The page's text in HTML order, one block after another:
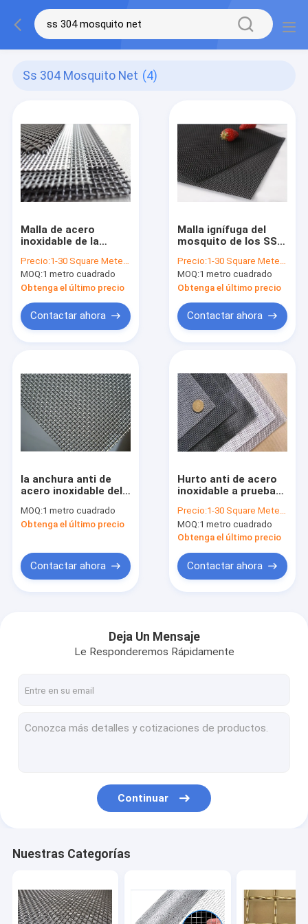
Ss 304 Mosquito Net (4)
Malla de acero
inoxidable de la
del insecto anti, red
de mosquito de los
SS 304
Precio:1-30 Square Meter $2/Square Meter >30 Square Meters $1/Square Meter
MOQ:1 metro cuadrado
Obtenga el último precio
Contactar ahora
Malla ignífuga del
mosquito de los SS
resistente de la
ventana de la
armadura llana
Precio:1-30 Square Meter $12/Square Meter >30 Square Meters $10/Square Meter
MOQ:1 metro cuadrado
Obtenga el último precio
Contactar ahora
la anchura anti de
acero inoxidable del
del insecto 316 304L
modificó para
MOQ:1 metro cuadrado
Obtenga el último precio
Contactar ahora
Hurto anti de acero
inoxidable a prueba
anchura de 0.5m-3M
de la malla de
alambre para la
Precio:1-30 Square Meter $2/Square Meter >30 Square Meters $1/Square Meter
MOQ:1 metro cuadrado
Obtenga el último precio
Contactar ahora
Deja Un Mensaje
Le Responderemos Rápidamente
Continuar
Nuestras Categorías